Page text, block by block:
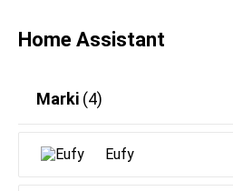
Home Assistant
Marki (4)
Eufy